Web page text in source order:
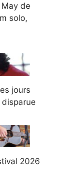
de
solo,
jours
2026